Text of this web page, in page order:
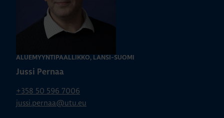
ALUEMYYNTIPÄÄLLIKKÖ, LÄNSI-SUOMI
Jussi Pernaa
+358 50 596 7006
jussi.pernaa@utu.eu